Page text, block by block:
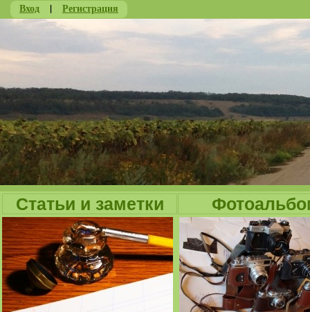
Вход | Регистрация
Статьи и заметки